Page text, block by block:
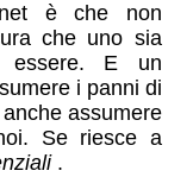
è che non
che uno sia
essere. E un
i panni di
assumere
Se riesce a
.